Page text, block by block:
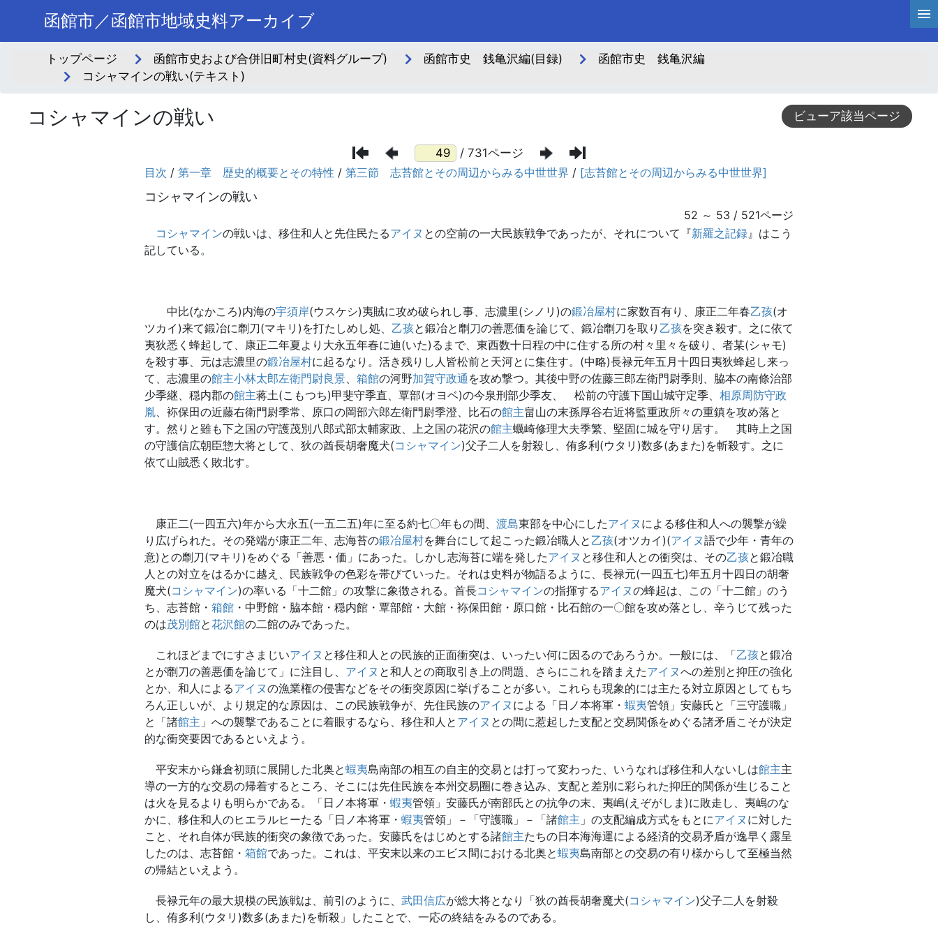
函館市／函館市地域史料アーカイブ
トップページ 函館市史および合併旧町村史(資料グループ) 函館市史 銭亀沢編(目録)
函館市史 銭亀沢編
コシャマインの戦い(テキスト)
コシャマインの戦い ビューア該当ページ
/ 731ページ